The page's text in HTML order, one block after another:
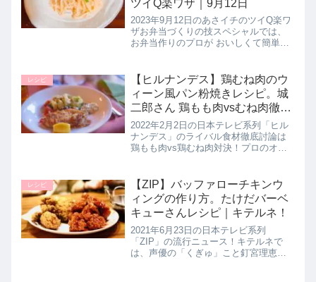
ツイQ楽ワザ｜9月12日
2023年9月12日のあさイチのツイQ楽ワ
ザお弁当づくりの技スペシャルでは、
お弁当作りのプロが おいしくて簡単
方を教えてくれたので詳しく紹介しま
す。>>あさイチ記事一覧はこち...
レシピ
【ヒルナンデス】鶏むね肉のウ
ィーン風パン粉焼きレシピ。城
二郎さん 鶏もも肉vsむね肉徹底
討論｜2月2日
2022年2月2日の日本テレビ系列「ヒル
ナンデス」のライバル食材徹底討論は
鶏もも肉vs鶏むね肉対決！プロのオス
き】の作り方を城二郎さんが教えてく
れたので詳しく紹介します。>>...
レシピ
【ZIP】バッファローチキンウ
ィングの作り方。たけだバーベ
キューさんレシピ｜キテルネ！
2021年6月23日の日本テレビ系列
「ZIP」の流行ニュース！キテルネで
は、声優の「くぎゅ」こと釘宮理恵さ